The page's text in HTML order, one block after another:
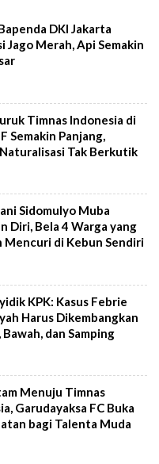
DKI Jakarta
Jago Merah, Api Semakin
Timnas Indonesia di
Semakin Panjang,
Tak Berkutik
Sidomulyo Muba
Diri, Bela 4 Warga yang
Mencuri di Kebun Sendiri
KPK: Kasus Febrie
Harus Dikembangkan
dan Samping
Menuju Timnas
Garudayaksa FC Buka
bagi Talenta Muda